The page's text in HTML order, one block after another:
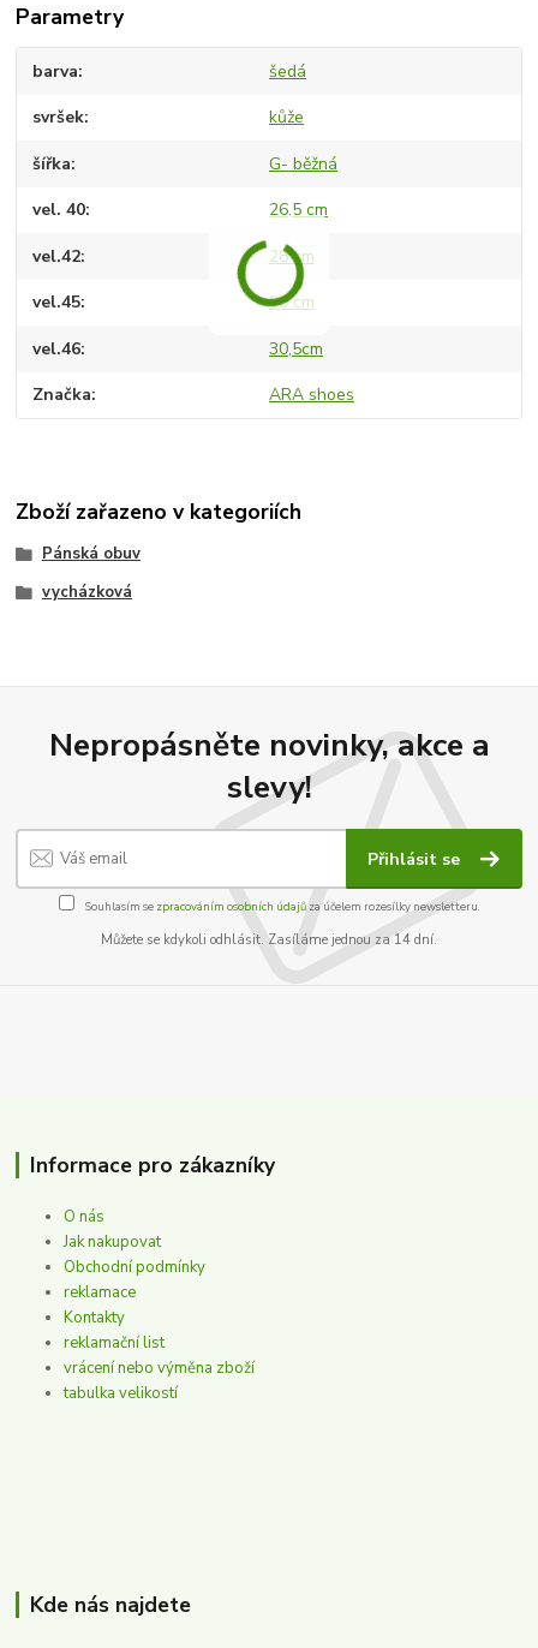
Parametry
barva šedá
svršek kůže
šířka G- běžná
vel. 40 26,5 cm
vel.42 28 cm
vel.45 30 cm
vel.46 30,5cm
Značka ARA shoes
Zboží zařazeno v kategoriích
Pánská obuv
vycházková
Nepropásněte novinky, akce a
slevy!
Přihlásit se
Souhlasím se zpracováním osobních údajůza účelem rozesílky newsletteru.
Můžete se kdykoli odhlásit. Zasíláme jednou za 14 dní.
Informace pro zákazníky
O nás
Jak nakupovat
Obchodní podmínky
reklamace
Kontakty
reklamační list
vrácení nebo výměna zboží
tabulka velikostí
Kde nás najdete